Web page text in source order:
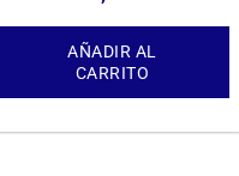
AÑADIR AL
CARRITO